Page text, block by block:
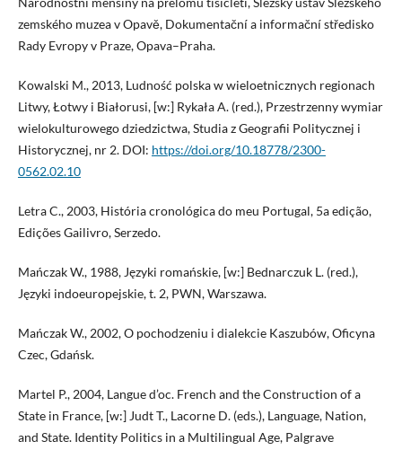
zemského muzea v Opavě, Dokumentační a informační středisko
Rady Evropy v Praze, Opava–Praha.
Kowalski M., 2013, Ludność polska w wieloetnicznych regionach
Litwy, Łotwy i Białorusi, [w:] Rykała A. (red.), Przestrzenny wymiar
wielokulturowego dziedzictwa, Studia z Geografii Politycznej i
Historycznej, nr 2. DOI: https://doi.org/10.18778/2300-
0562.02.10
Letra C., 2003, História cronológica do meu Portugal, 5a edição,
Edições Gailivro, Serzedo.
Mańczak W., 1988, Języki romańskie, [w:] Bednarczuk L. (red.),
Języki indoeuropejskie, t. 2, PWN, Warszawa.
Mańczak W., 2002, O pochodzeniu i dialekcie Kaszubów, Oficyna
Czec, Gdańsk.
Martel P., 2004, Langue d’oc. French and the Construction of a
State in France, [w:] Judt T., Lacorne D. (eds.), Language, Nation,
and State. Identity Politics in a Multilingual Age, Palgrave